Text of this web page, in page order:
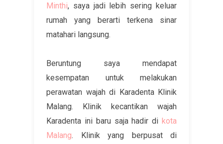
Minthi, saya jadi lebih sering keluar
rumah yang berarti terkena sinar
matahari langsung.
Beruntung saya mendapat
kesempatan untuk melakukan
perawatan wajah di Karadenta Klinik
Malang. Klinik kecantikan wajah
Karadenta ini baru saja hadir di kota
Malang. Klinik yang berpusat di